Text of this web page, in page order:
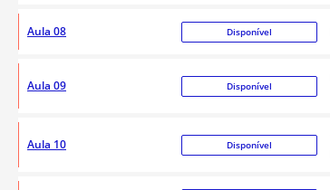
Aula 08 Disponível
Aula 09 Disponível
Aula 10 Disponível